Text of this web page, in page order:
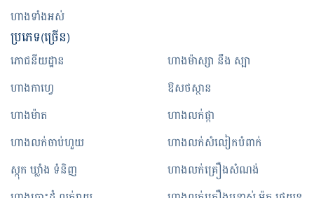
ហាងទាំងអស់
ប្រភេទ(ច្រើន)
ភោជនីយដ្ឋាន
ហាងកាហ្វេ
ហាងម៉ាត
ហាងលក់ចាប់ហួយ
ស្កុក ឃ្លាំង ទំនិញ
ហាងម៉ាស្សា នឹង ស្បា
ឱសថស្ថាន
ហាងលក់ផ្កា
ហាងលក់សំលៀកបំពាក់
ហាងលក់គ្រឿងសំណង់